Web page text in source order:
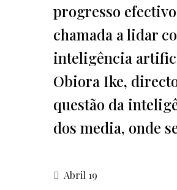
progresso
chamada a lidar
inteligência
Obiora Ike,
questão da
dos media, onde
Abril 19